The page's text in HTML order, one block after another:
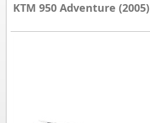
KTM 950 Adventure (2005)